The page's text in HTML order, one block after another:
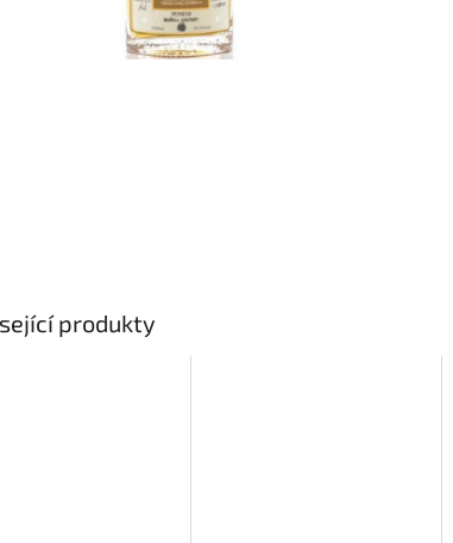
produkty